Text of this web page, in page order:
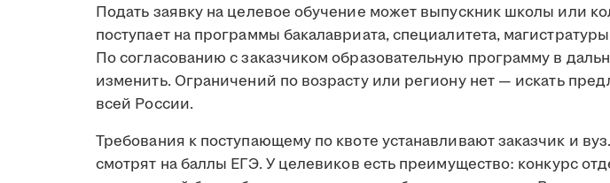
Подать заявку на целевое обучение может выпускник школы или
поступает на программы бакалавриата, специалитета,
По согласованию с заказчиком образовательную программу в
изменить. Ограничений по возрасту или региону нет — искать
всей России.
Требования к поступающему по квоте устанавливают заказчик и
смотрят на баллы ЕГЭ. У целевиков есть преимущество: конкурс